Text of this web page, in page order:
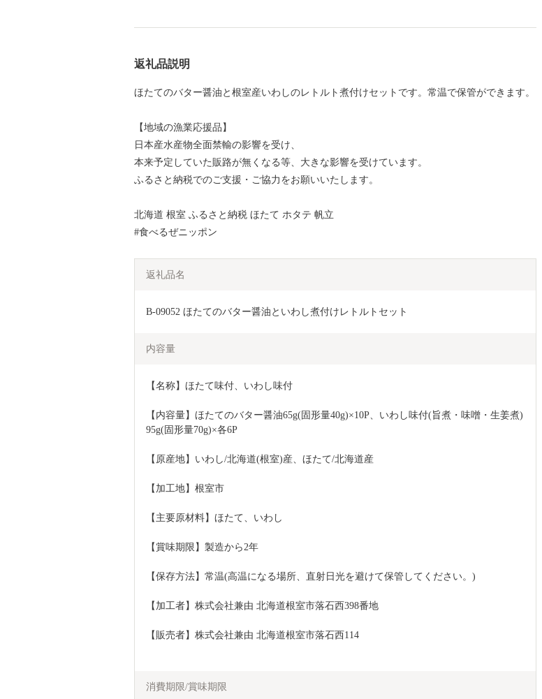
返礼品説明
ほたてのバター醤油と根室産いわしのレトルト煮付けセットです。常温で保管ができます。
【地域の漁業応援品】
日本産水産物全面禁輸の影響を受け、
本来予定していた販路が無くなる等、大きな影響を受けています。
ふるさと納税でのご支援・ご協力をお願いいたします。
北海道 根室 ふるさと納税 ほたて ホタテ 帆立
#食べるぜニッポン
返礼品名
B-09052 ほたてのバター醤油といわし煮付けレトルトセット
内容量
【名称】ほたて味付、いわし味付
【内容量】ほたてのバター醤油65g(固形量40g)×10P、いわし味付(旨煮・味噌・生姜煮)
95g(固形量70g)×各6P
【原産地】いわし/北海道(根室)産、ほたて/北海道産
【加工地】根室市
【主要原材料】ほたて、いわし
【賞味期限】製造から2年
【保存方法】常温(高温になる場所、直射日光を避けて保管してください。)
【加工者】株式会社兼由 北海道根室市落石西398番地
【販売者】株式会社兼由 北海道根室市落石西114
消費期限/賞味期限